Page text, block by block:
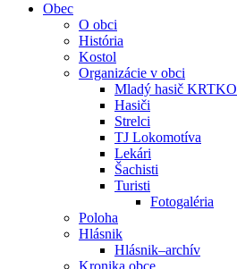
Obec
O obci
História
Kostol
Organizácie v obci
Mladý hasič KRTKO
Hasiči
Strelci
TJ Lokomotíva
Lekári
Šachisti
Turisti
Fotogaléria
Poloha
Hlásnik
Hlásnik–archív
Kronika obce